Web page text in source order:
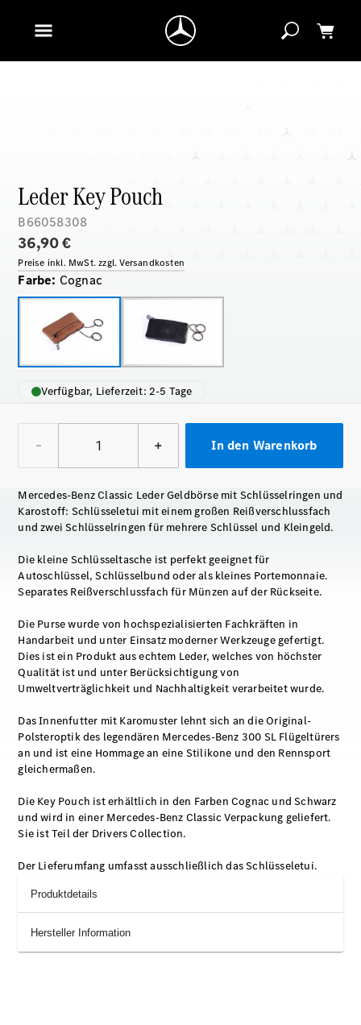
Leder Key Pouch
B66058308
36,90 €
Preise inkl. MwSt. zzgl. Versandkosten
Farbe: Cognac
Verfügbar, Lieferzeit: 2-5 Tage
– + In den Warenkorb
Mercedes-Benz Classic Leder Geldbörse mit Schlüsselringen und
Karostoff: Schlüsseletui mit einem großen Reißverschlussfach
und zwei Schlüsselringen für mehrere Schlüssel und Kleingeld.
Die kleine Schlüsseltasche ist perfekt geeignet für
Autoschlüssel, Schlüsselbund oder als kleines Portemonnaie.
Separates Reißverschlussfach für Münzen auf der Rückseite.
Die Purse wurde von hochspezialisierten Fachkräften in
Handarbeit und unter Einsatz moderner Werkzeuge gefertigt.
Dies ist ein Produkt aus echtem Leder, welches von höchster
Qualität ist und unter Berücksichtigung von
Umweltverträglichkeit und Nachhaltigkeit verarbeitet wurde.
Das Innenfutter mit Karomuster lehnt sich an die Original-
Polsteroptik des legendären Mercedes-Benz 300 SL Flügeltürers
an und ist eine Hommage an eine Stilikone und den Rennsport
gleichermaßen.
Die Key Pouch ist erhältlich in den Farben Cognac und Schwarz
und wird in einer Mercedes-Benz Classic Verpackung geliefert.
Sie ist Teil der Drivers Collection.
Der Lieferumfang umfasst ausschließlich das Schlüsseletui.
Produktdetails
Hersteller Information